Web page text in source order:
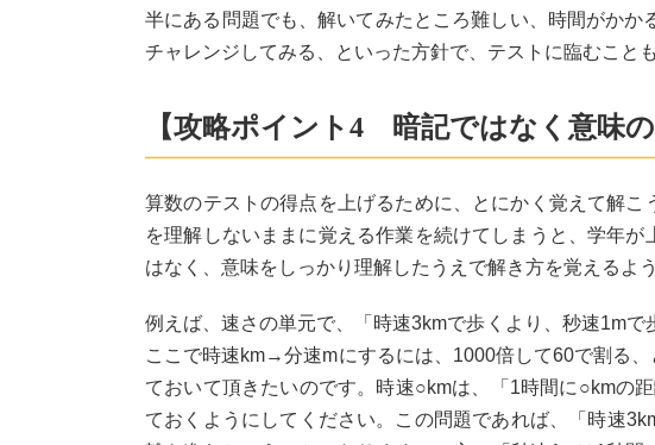
半にある問題でも、解いてみたところ難しい、時間がか
チャレンジしてみる、といった方針で、テストに臨むこと
【攻略ポイント4 暗記ではなく意味の
算数のテストの得点を上げるために、とにかく覚えて解
を理解しないままに覚える作業を続けてしまうと、学年
はなく、意味をしっかり理解したうえで解き方を覚えるよ
例えば、速さの単元で、「時速3kmで歩くより、秒速1m
ここで時速km→分速mにするには、1000倍して60で割る
ておいて頂きたいのです。時速○kmは、「1時間に○kmの
ておくようにしてください。この問題であれば、「時速